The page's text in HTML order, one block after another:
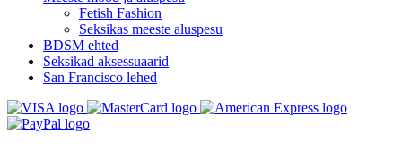
Fetish Fashion
Seksikas meeste aluspesu
BDSM ehted
Seksikad aksessuaarid
San Francisco lehed